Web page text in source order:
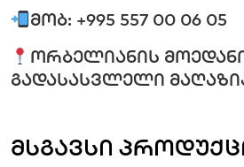
მობ: +995 557 00 06 05
ორბელიანის
გადასასვლელი
მსგავსი